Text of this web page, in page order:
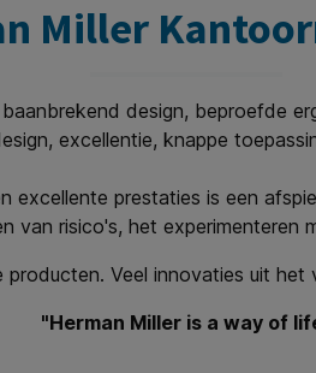
Miller
design, beproefde
excellentie, knappe
prestaties is een
van risico's, het experimenteren
Veel innovaties uit
"Herman Miller is a way of